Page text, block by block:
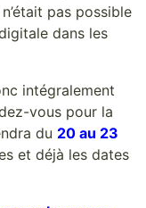
pas possible
dans les
intégralement
vous pour la
du 20 au 23
et déjà les dates